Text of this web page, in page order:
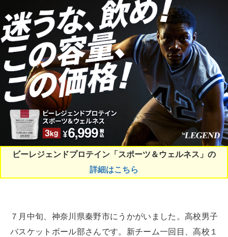
ビーレジェンドプロテイン「スポーツ＆ウェルネス」の
詳細はこちら
７月中旬、神奈川県秦野市にうかがいました。高校男子
バスケットボール部さんです。新チーム一回目、高校１